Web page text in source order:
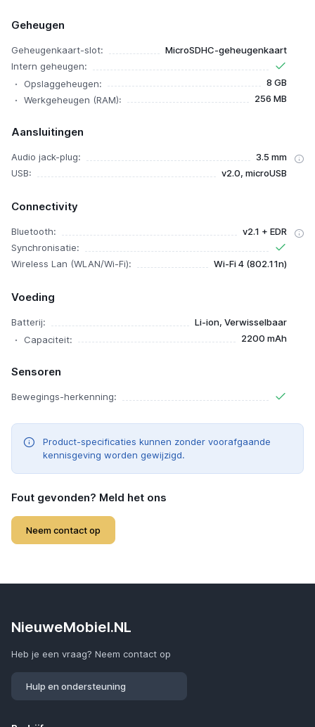
Geheugen
Geheugenkaart-slot:
MicroSDHC-geheugenkaart
Intern geheugen:
Opslaggeheugen:
8 GB
Werkgeheugen (RAM):
256 MB
Aansluitingen
Audio jack-plug:
3.5 mm
USB:
v2.0, microUSB
Connectivity
Bluetooth:
v2.1 + EDR
Synchronisatie:
Wireless Lan (WLAN/Wi-Fi):
Wi-Fi 4 (802.11n)
Voeding
Batterij:
Li-ion, Verwisselbaar
Capaciteit:
2200 mAh
Sensoren
Bewegings-herkenning:
Product-specificaties kunnen zonder voorafgaande
kennisgeving worden gewijzigd.
Fout gevonden? Meld het ons
Neem contact op
NieuweMobiel.NL
Heb je een vraag? Neem contact op
Hulp en ondersteuning